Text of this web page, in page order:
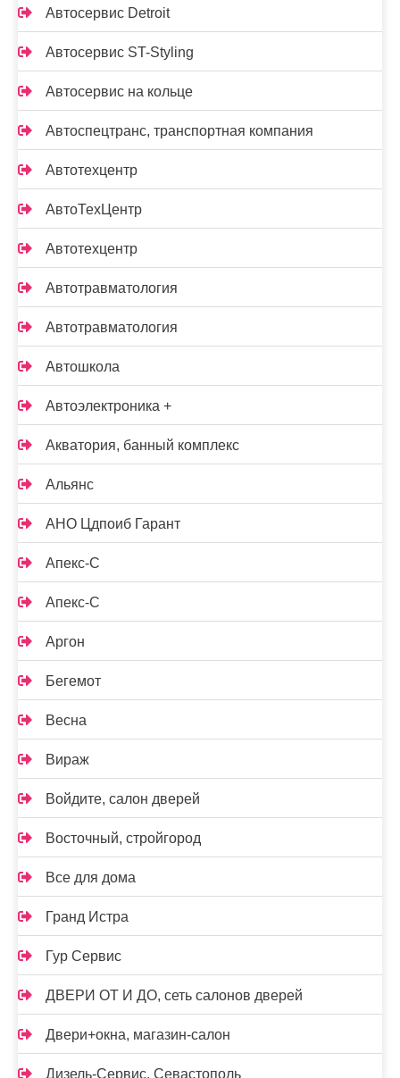
Автосервис Detroit
Автосервис ST-Styling
Автосервис на кольце
Автоспецтранс, транспортная компания
Автотехцентр
АвтоТехЦентр
Автотехцентр
Автотравматология
Автотравматология
Автошкола
Автоэлектроника +
Акватория, банный комплекс
Альянс
АНО Цдпоиб Гарант
Апекс-С
Апекс-С
Аргон
Бегемот
Весна
Вираж
Войдите, салон дверей
Восточный, стройгород
Все для дома
Гранд Истра
Гур Сервис
ДВЕРИ ОТ И ДО, сеть салонов дверей
Двери+окна, магазин-салон
Дизель-Сервис. Севастополь